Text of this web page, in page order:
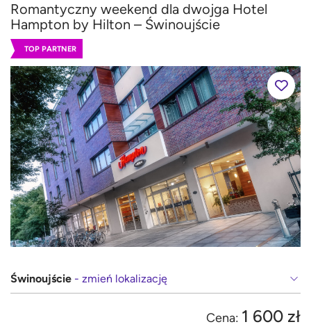
Romantyczny weekend dla dwojga Hotel
Hampton by Hilton – Świnoujście
TOP PARTNER
Świnoujście - zmień lokalizację
Cena: 1 600 zł